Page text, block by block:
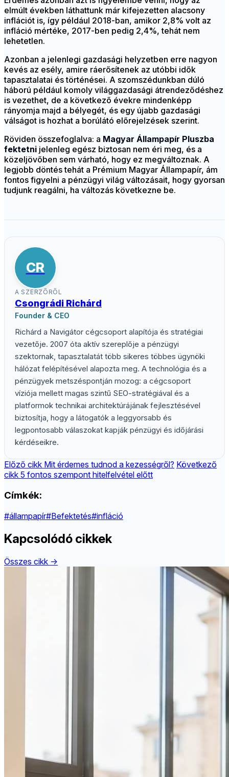
elmúlt években láthattunk már kifejezetten alacsony
inflációt is, így például 2018-ban, amikor 2,8% volt az
infláció mértéke, 2017-ben pedig 2,4%, tehát nem
lehetetlen.
Azonban a jelenlegi gazdasági helyzetben erre nagyon
kevés az esély, amire ráerősítenek az utóbbi idők
tapasztalatai és történései. A szomszédunkban dúló
háború például komoly világgazdasági átrendeződéshez
is vezethet, de a következő évekre mindenképp
rányomja majd a bélyegét, és egy újabb gazdasági
válságot is hozhat a borúlátó előrejelzések szerint.
Röviden összefoglalva: a Magyar Állampapír Pluszba
fektetni jelenleg egész biztosan nem éri meg, és a
közeljövőben sem várható, hogy ez megváltoznak. A
legjobb döntés tehát a Prémium Magyar Állampapír, ám
fontos figyelni a pénzügyi világ változásait, hogy gyorsan
tudjunk reagálni, ha változás következne be.
CR
A SZERZŐRŐL
Csongrádi Richárd
Founder & CEO
Richárd a Navigátor cégcsoport alapítója és stratégiai
vezetője. 2007 óta aktív szereplője a pénzügyi
szektornak, tapasztalatát több sikeres többes ügynöki
hálózat felépítésével alapozta meg. A technológia és a
pénzügyek metszéspontján mozog: a cégcsoport
víziója mellett magas szintű SEO-stratégiával és a
platformok technikai architektúrájának fejlesztésével
biztosítja, hogy a látogatók a leggyorsabb és
legpontosabb válaszokat kapják pénzügyi és időjárási
kérdéseikre.
Előző cikk Mit érdemes tudnod a kezességről? Következő
cikk 5 fontos szempont hitelfelvétel előtt
Címkék:
#állampapír#Befektetés#infláció
Kapcsolódó cikkek
Összes cikk →